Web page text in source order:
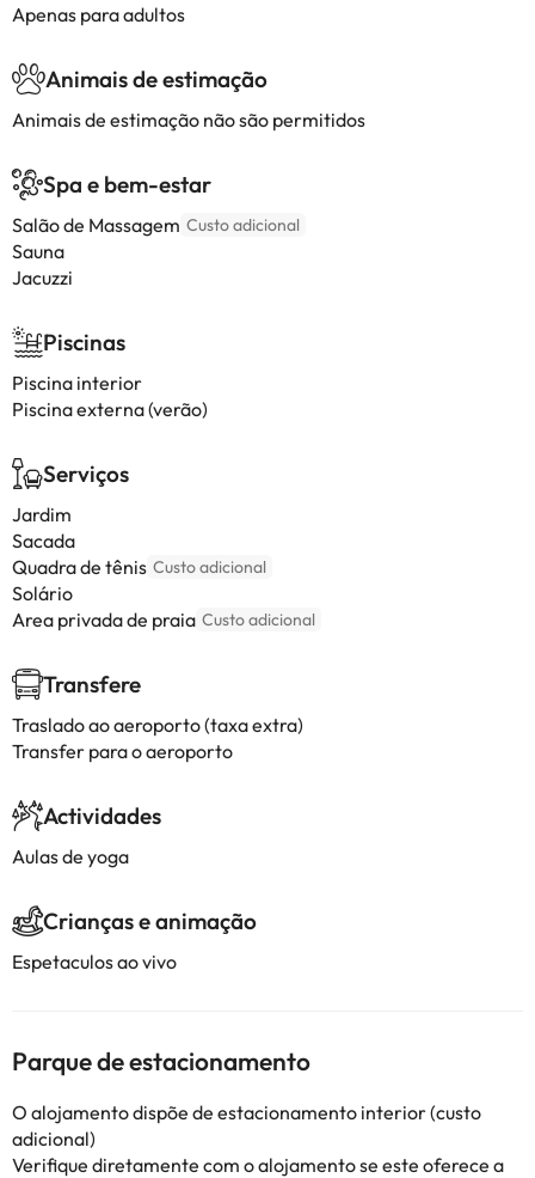
Apenas para adultos
Animais de estimação
Animais de estimação não são permitidos
Spa e bem-estar
Salão de Massagem Custo adicional
Sauna
Jacuzzi
Piscinas
Piscina interior
Piscina externa (verão)
Serviços
Jardim
Sacada
Quadra de tênis Custo adicional
Solário
Area privada de praia Custo adicional
Transfere
Traslado ao aeroporto (taxa extra)
Transfer para o aeroporto
Actividades
Aulas de yoga
Crianças e animação
Espetaculos ao vivo
Parque de estacionamento
O alojamento dispõe de estacionamento interior (custo
adicional)
Verifique diretamente com o alojamento se este oferece a